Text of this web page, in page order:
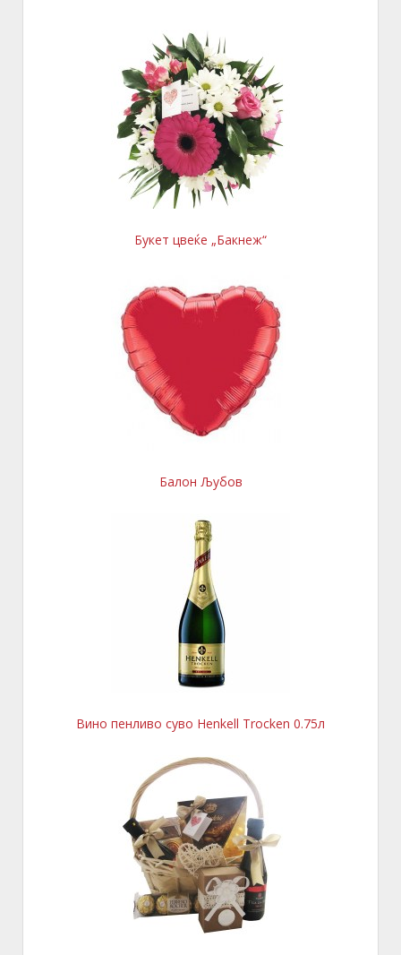
Букет цвеќе „Бакнеж“
Балон Љубов
Вино пенливо суво Henkell Trocken 0.75л